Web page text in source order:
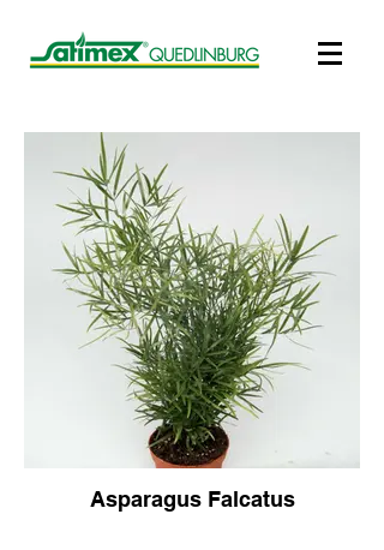
Asparagus Falcatus